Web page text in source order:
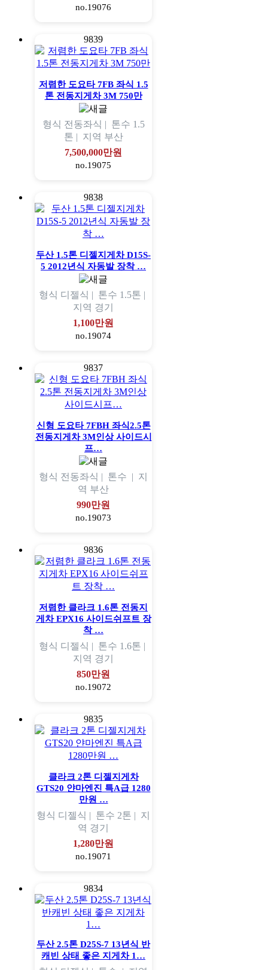
no.19076
9839
저렴한 도요타 7FB 좌식 1.5
톤 전동지게차 3M 750만
형식 전동좌식 | 톤수 1.5
톤 | 지역 부산
7,500,000만원
no.19075
9838
두산 1.5톤 디젤지게차 D15S-
5 2012년식 자동발 장착 …
형식 디젤식 | 톤수 1.5톤 |
지역 경기
1,100만원
no.19074
9837
신형 도요타 7FBH 좌식2.5톤
전동지게차 3M인상 사이드시
프…
형식 전동좌식 | 톤수 | 지
역 부산
990만원
no.19073
9836
저렴한 클라크 1.6톤 전동지
게차 EPX16 사이드쉬프트 장
착 …
형식 디젤식 | 톤수 1.6톤 |
지역 경기
850만원
no.19072
9835
클라크 2톤 디젤지게차
GTS20 얀마엔진 특A급 1280
만원 …
형식 디젤식 | 톤수 2톤 | 지
역 경기
1,280만원
no.19071
9834
두산 2.5톤 D25S-7 13년식 반
캐빈 상태 좋은 지게차 1…